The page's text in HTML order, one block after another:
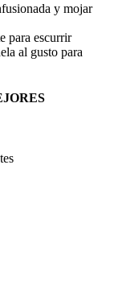
y mojar
para escurrir
al gusto para